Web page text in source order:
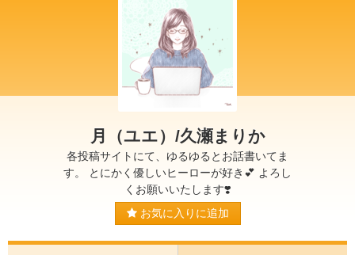
月（ユエ）/久瀬まりか
各投稿サイトにて、ゆるゆるとお話書いてま
す。 とにかく優しいヒーローが好き💕 よろし
くお願いいたします❣️
お気に入りに追加